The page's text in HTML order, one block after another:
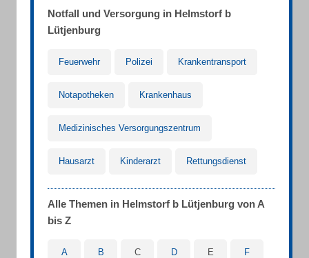
Notfall und Versorgung in Helmstorf b
Lütjenburg
Feuerwehr Polizei Krankentransport
Notapotheken Krankenhaus
Medizinisches Versorgungszentrum
Hausarzt Kinderarzt Rettungsdienst
Alle Themen in Helmstorf b Lütjenburg von A
bis Z
A B C D E F